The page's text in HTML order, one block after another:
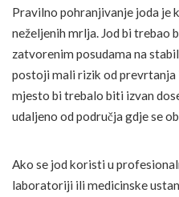
Pravilno pohranjivanje joda je
neželjenih mrlja. Jod bi trebao
zatvorenim posudama na
postoji mali rizik od prevrtanja
mjesto bi trebalo biti izvan
udaljeno od područja gdje se
Ako se jod koristi u
laboratoriji ili medicinske